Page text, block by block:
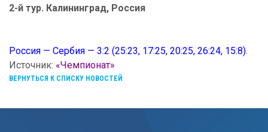
2-й тур. Калининград, Россия
Россия — Сербия — 3:2 (25:23, 17:25, 20:25, 26:24, 15:8).
Источник: «Чемпионат»
ВЕРНУТЬСЯ К СПИСКУ НОВОСТЕЙ